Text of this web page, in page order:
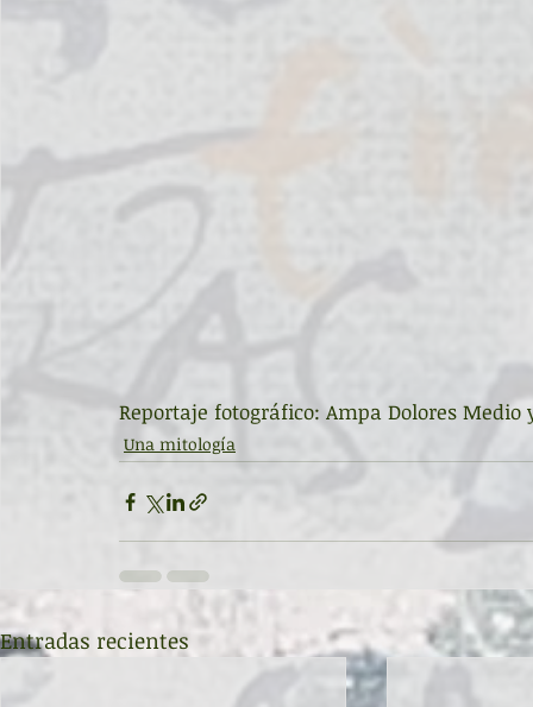
Reportaje fotográfico: Ampa Dolores Medio
Una mitología
Entradas recientes